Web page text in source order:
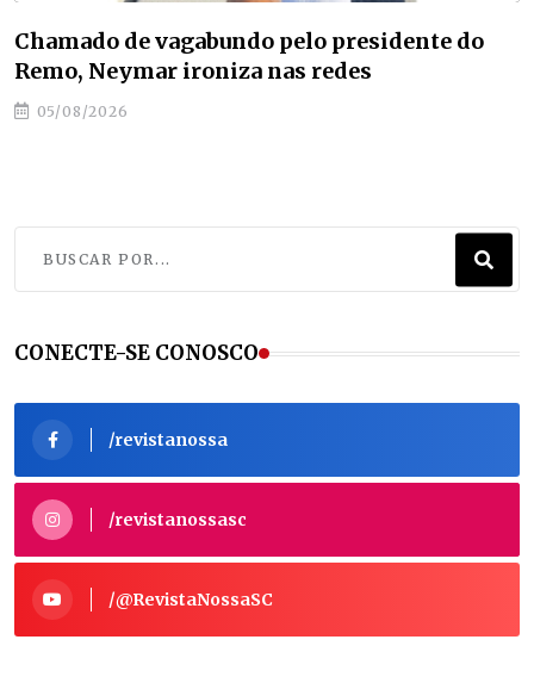
presidente do
Novo semáforo na
operação nesta quinta-
CONECTE-SE CONOSCO
/revistanossa
/revistanossasc
/@RevistaNossaSC